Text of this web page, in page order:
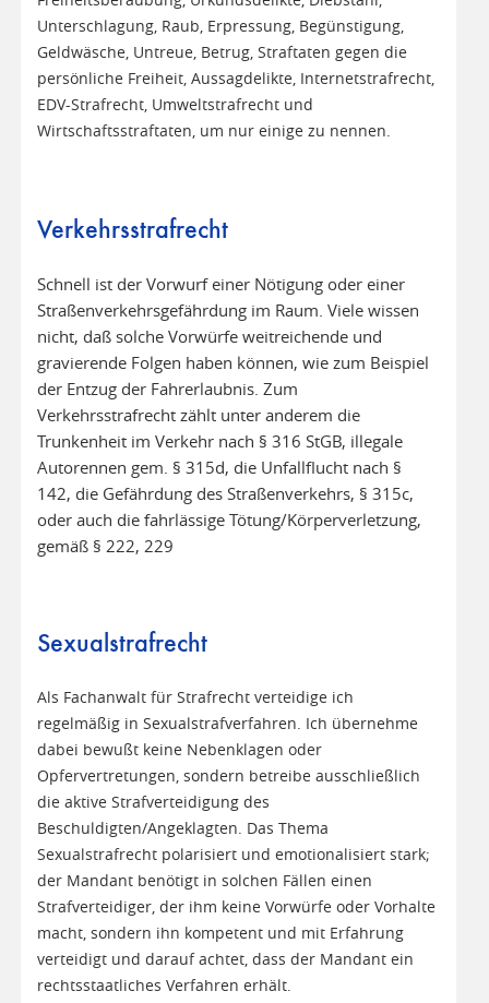
Unterschlagung, Raub, Erpressung, Begünstigung,
Geldwäsche, Untreue, Betrug, Straftaten gegen die
persönliche Freiheit, Aussagdelikte, Internetstrafrecht,
EDV-Strafrecht, Umweltstrafrecht und
Wirtschaftsstraftaten, um nur einige zu nennen.
Verkehrsstrafrecht
Schnell ist der Vorwurf einer Nötigung oder einer
Straßenverkehrsgefährdung im Raum. Viele wissen
nicht, daß solche Vorwürfe weitreichende und
gravierende Folgen haben können, wie zum Beispiel
der Entzug der Fahrerlaubnis. Zum
Verkehrsstrafrecht zählt unter anderem die
Trunkenheit im Verkehr nach § 316 StGB, illegale
Autorennen gem. § 315d, die Unfallflucht nach §
142, die Gefährdung des Straßenverkehrs, § 315c,
oder auch die fahrlässige Tötung/Körperverletzung,
gemäß § 222, 229
Sexualstrafrecht
Als Fachanwalt für Strafrecht verteidige ich
regelmäßig in Sexualstrafverfahren. Ich übernehme
dabei bewußt keine Nebenklagen oder
Opfervertretungen, sondern betreibe ausschließlich
die aktive Strafverteidigung des
Beschuldigten/Angeklagten. Das Thema
Sexualstrafrecht polarisiert und emotionalisiert stark;
der Mandant benötigt in solchen Fällen einen
Strafverteidiger, der ihm keine Vorwürfe oder Vorhalte
macht, sondern ihn kompetent und mit Erfahrung
verteidigt und darauf achtet, dass der Mandant ein
rechtsstaatliches Verfahren erhält.